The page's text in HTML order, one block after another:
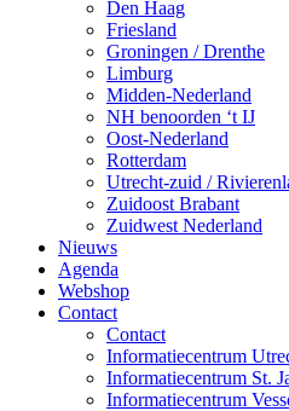
Den Haag
Friesland
Groningen / Drenthe
Limburg
Midden-Nederland
NH benoorden ‘t IJ
Oost-Nederland
Rotterdam
Utrecht-zuid /
Zuidoost Brabant
Zuidwest Nederland
Nieuws
Agenda
Webshop
Contact
Contact
Informatiecentrum
Informatiecentrum St.
Informatiecentrum